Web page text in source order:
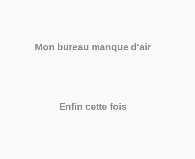
Mon bureau manque d'air
Enfin cette fois